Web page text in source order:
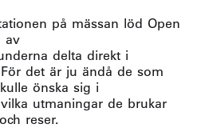
på mässan löd Open
av
delta direkt i
det är ju ändå de som
önska sig i
utmaningar de brukar
reser.